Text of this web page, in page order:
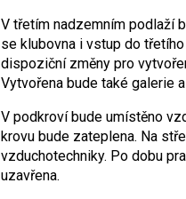
V třetím nadzemním podlaží
se klubovna i vstup do
dispoziční změny pro
Vytvořena bude také galerie
V podkroví bude umístěno
krovu bude zateplena. Na
vzduchotechniky. Po dobu
uzavřena.